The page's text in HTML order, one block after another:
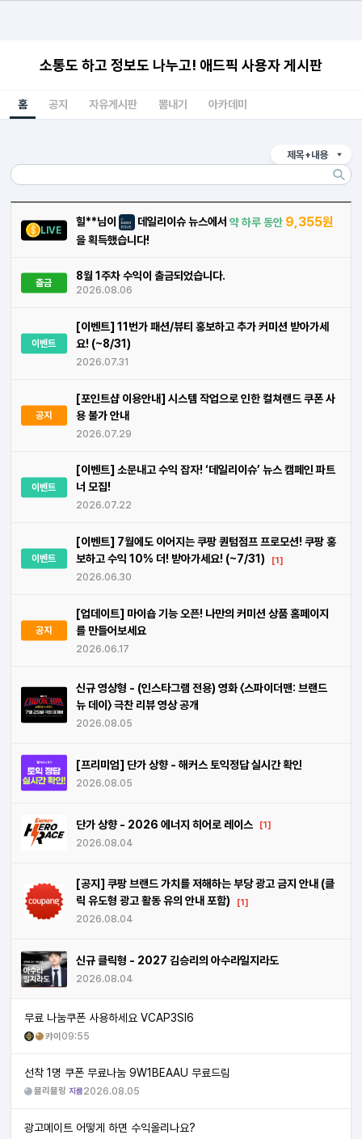
소통도 하고 정보도 나누고! 애드픽 사용자 게시판
홈 공지 자유게시판 뽐내기 아카데미
제목+내용
LIVE
힐**님이 데일리이슈 뉴스에서약 하루 동안 9,355원
을 획득했습니다!
출금 8월 1주차 수익이 출금되었습니다.
2026.08.06
이벤트
[이벤트] 11번가 패션/뷰티 홍보하고 추가 커미션 받아가세
요! (~8/31)
2026.07.31
공지
[포인트샵 이용안내] 시스템 작업으로 인한 컬쳐랜드 쿠폰 사
용 불가 안내
2026.07.29
이벤트
[이벤트] 소문내고 수익 잡자! ‘데일리이슈’ 뉴스 캠페인 파트
너 모집!
2026.07.22
이벤트
[이벤트] 7월에도 이어지는 쿠팡 퀀텀점프 프로모션! 쿠팡 홍
보하고 수익 10% 더! 받아가세요! (~7/31)
[1]
2026.06.30
공지
[업데이트] 마이숍 기능 오픈! 나만의 커미션 상품 홈페이지
를 만들어보세요
2026.06.17
신규 영상형 - (인스타그램 전용) 영화 〈스파이더맨: 브랜드
뉴 데이〉 극찬 리뷰 영상 공개
2026.08.05
[프리미엄] 단가 상향 - 해커스 토익정답 실시간 확인
2026.08.05
단가 상향 - 2026 에너지 히어로 레이스
[1]
2026.08.04
[공지] 쿠팡 브랜드 가치를 저해하는 부당 광고 금지 안내 (클
릭 유도형 광고 활동 유의 안내 포함)
[1]
2026.08.04
신규 클릭형 - 2027 김승리의 아수라일지라도
2026.08.04
무료 나눔쿠폰 사용하세요 VCAP3SI6
캬이09:55
선착 1명 쿠폰 무료나눔 9W1BEAAU 무료드림
블리블링 지름2026.08.05
광고메이트 어떻게 하면 수익올리나요?